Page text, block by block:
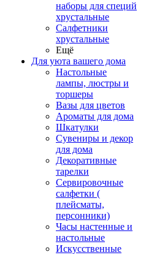
наборы для специй
хрустальные
Салфетники
хрустальные
Ещё
Для уюта вашего дома
Настольные
лампы, люстры и
торшеры
Вазы для цветов
Ароматы для дома
Шкатулки
Сувениры и декор
для дома
Декоративные
тарелки
Сервировочные
салфетки (
плейсматы,
персонники)
Часы настенные и
настольные
Искусственные